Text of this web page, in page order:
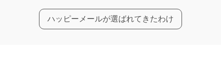
ハッピーメールが選ばれてきたわけ